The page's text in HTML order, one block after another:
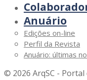
Anuário
Edições on-line
Perfil da Revista
Anuário: últimas
© 2026 ArqSC -